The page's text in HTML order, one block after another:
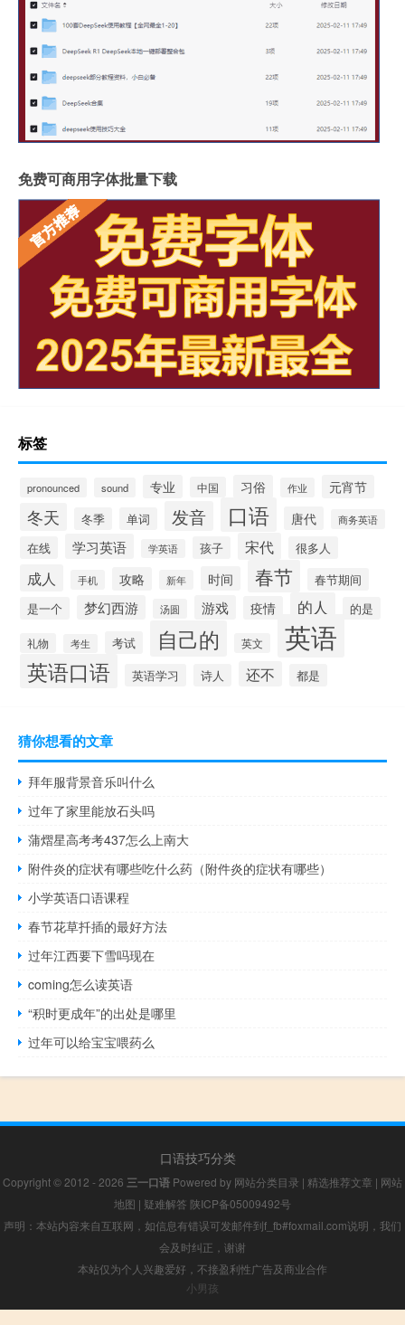
免费可商用字体批量下载
标签
pronounced sound 专业 中国 习俗 作业 元宵节
冬天 冬季 单词 发音 口语 唐代 商务英语
在线 学习英语 学英语 孩子 宋代 很多人
成人 手机 攻略 新年 时间 春节
春节期间
是一个
梦幻西游 汤圆 游戏 疫情 的人 的是
礼物 考生 考试 自己的 英文 英语
英语口语 英语学习 诗人 还不 都是
猜你想看的文章
拜年服背景音乐叫什么
过年了家里能放石头吗
蒲熠星高考考437怎么上南大
附件炎的症状有哪些吃什么药（附件炎的症状有哪些）
小学英语口语课程
春节花草扦插的最好方法
过年江西要下雪吗现在
coming怎么读英语
“积时更成年”的出处是哪里
过年可以给宝宝喂药么
口语技巧分类
Copyright © 2012 - 2026 三一口语 Powered by 网站分类目录 | 精选推荐文章 | 网站
地图 | 疑难解答 陕ICP备05009492号
声明：本站内容来自互联网，如信息有错误可发邮件到f_fb#foxmail.com说明，我们
会及时纠正，谢谢
本站仅为个人兴趣爱好，不接盈利性广告及商业合作
小男孩